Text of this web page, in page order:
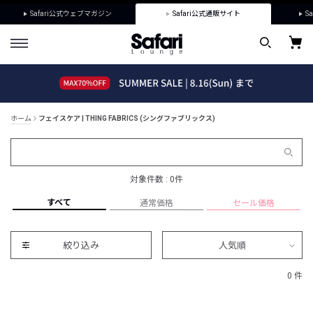
Safari公式ウェブマガジン Safari公式通販サイト
ホーム フェイスケア | THING FABRICS (シングファブリックス)
対象件数 : 0件
すべて 通常価格 セール価格
絞り込み 人気順
0 件